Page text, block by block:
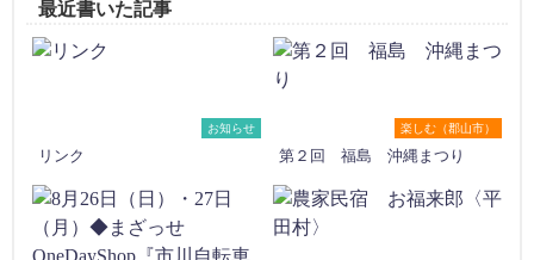
最近書いた記事
お知らせ
リンク
楽しむ（郡山市）
第２回 福島 沖縄まつり